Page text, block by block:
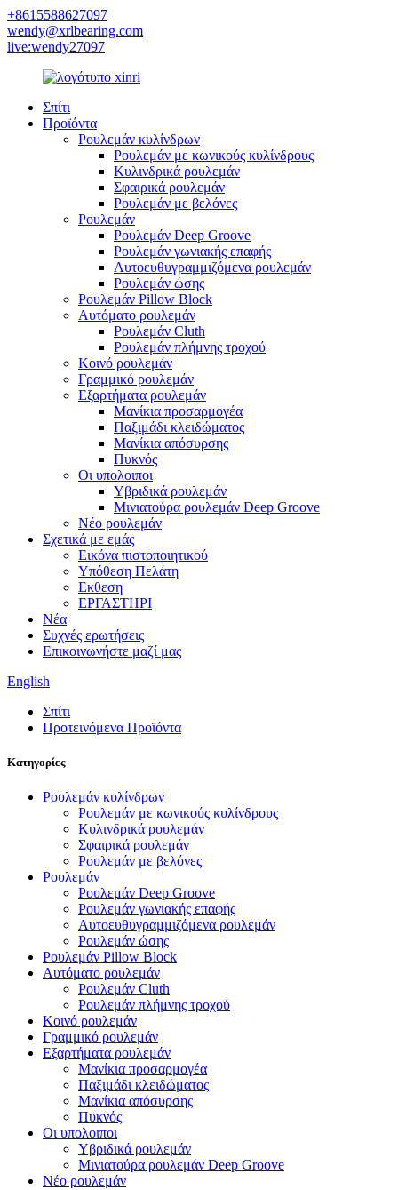
+8615588627097
wendy@xrlbearing.com
live:wendy27097
Σπίτι
Προϊόντα
Ρουλεμάν κυλίνδρων
Ρουλεμάν με κωνικούς κυλίνδρους
Κυλινδρικά ρουλεμάν
Σφαιρικά ρουλεμάν
Ρουλεμάν με βελόνες
Ρουλεμάν
Ρουλεμάν Deep Groove
Ρουλεμάν γωνιακής επαφής
Αυτοευθυγραμμιζόμενα ρουλεμάν
Ρουλεμάν ώσης
Ρουλεμάν Pillow Block
Αυτόματο ρουλεμάν
Ρουλεμάν Cluth
Ρουλεμάν πλήμνης τροχού
Κοινό ρουλεμάν
Γραμμικό ρουλεμάν
Εξαρτήματα ρουλεμάν
Μανίκια προσαρμογέα
Παξιμάδι κλειδώματος
Μανίκια απόσυρσης
Πυκνός
Οι υπολοιποι
Υβριδικά ρουλεμάν
Μινιατούρα ρουλεμάν Deep Groove
Νέο ρουλεμάν
Σχετικά με εμάς
Εικόνα πιστοποιητικού
Υπόθεση Πελάτη
Εκθεση
ΕΡΓΑΣΤΗΡΙ
Νέα
Συχνές ερωτήσεις
Επικοινωνήστε μαζί μας
English
Σπίτι
Προτεινόμενα Προϊόντα
Κατηγορίες
Ρουλεμάν κυλίνδρων
Ρουλεμάν με κωνικούς κυλίνδρους
Κυλινδρικά ρουλεμάν
Σφαιρικά ρουλεμάν
Ρουλεμάν με βελόνες
Ρουλεμάν
Ρουλεμάν Deep Groove
Ρουλεμάν γωνιακής επαφής
Αυτοευθυγραμμιζόμενα ρουλεμάν
Ρουλεμάν ώσης
Ρουλεμάν Pillow Block
Αυτόματο ρουλεμάν
Ρουλεμάν Cluth
Ρουλεμάν πλήμνης τροχού
Κοινό ρουλεμάν
Γραμμικό ρουλεμάν
Εξαρτήματα ρουλεμάν
Μανίκια προσαρμογέα
Παξιμάδι κλειδώματος
Μανίκια απόσυρσης
Πυκνός
Οι υπολοιποι
Υβριδικά ρουλεμάν
Μινιατούρα ρουλεμάν Deep Groove
Νέο ρουλεμάν